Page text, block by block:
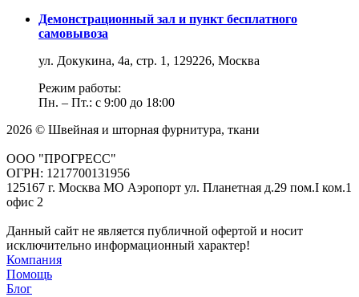
Демонстрационный зал и пункт бесплатного
самовывоза
ул. Докукина, 4а, стр. 1, 129226, Москва
Режим работы:
Пн. – Пт.: с 9:00 до 18:00
2026 © Швейная и шторная фурнитура, ткани
ООО "ПРОГРЕСС"
ОГРН: 1217700131956
125167 г. Москва МО Аэропорт ул. Планетная д.29 пом.I ком.1
офис 2
Данный сайт не является публичной офертой и носит
исключительно информационный характер!
Компания
Помощь
Блог